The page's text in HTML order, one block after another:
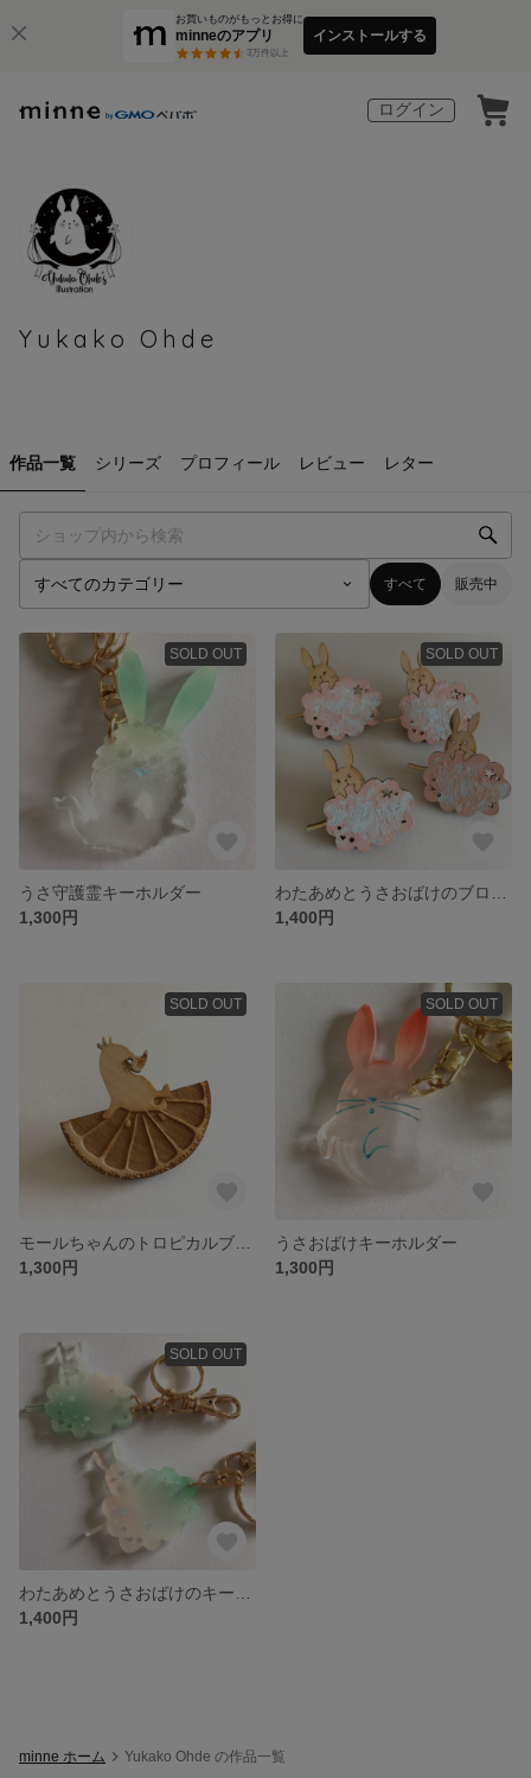
お買いものがもっとお得に
minneのアプリ
3万件以上
インストールする
ログイン
Yukako Ohde
作品一覧 シリーズ プロフィール レビュー レター
すべて 販売中
SOLD OUT
うさ守護霊キーホルダー
1,300円
SOLD OUT
1,400円
SOLD OUT
1,300円
SOLD OUT
うさおばけキーホルダー
1,300円
SOLD OUT
1,400円
minne ホーム Yukako Ohde の作品一覧